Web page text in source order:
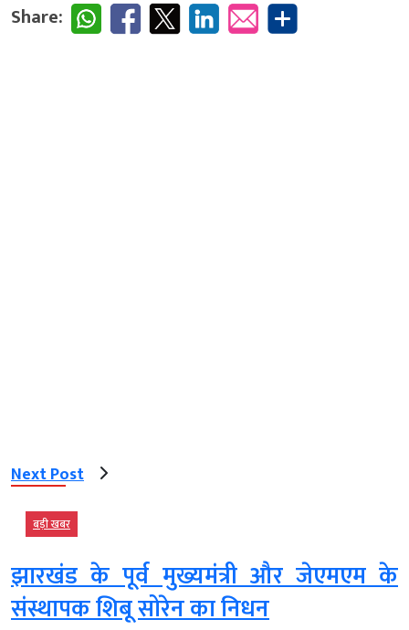
Share:
Next Post
बड़ी खबर
झारखंड के पूर्व मुख्यमंत्री और जेएमएम के
संस्थापक शिबू सोरेन का निधन